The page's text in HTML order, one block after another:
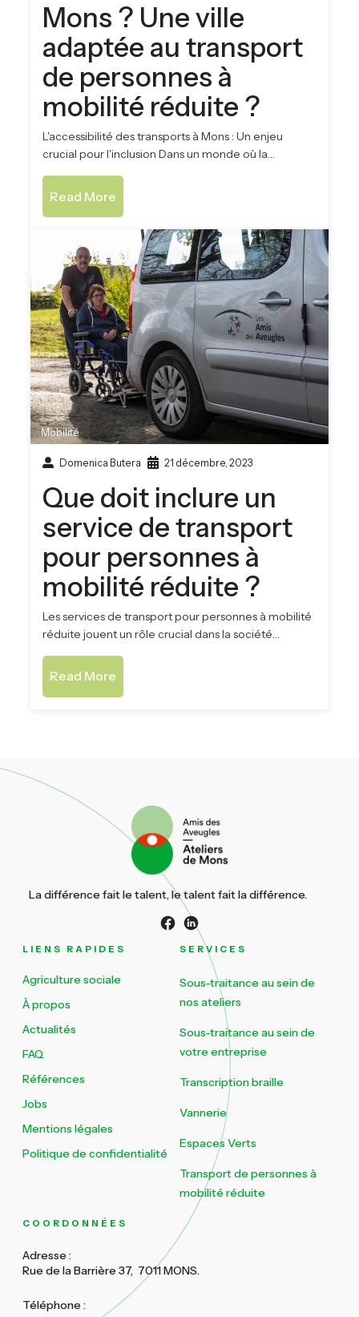
Mons ? Une ville
adaptée au transport
de personnes à
mobilité réduite ?
L'accessibilité des transports à Mons : Un enjeu
crucial pour l'inclusion Dans un monde où la…
Read More
Mobilité
Domenica Butera 21 décembre, 2023
Que doit inclure un
service de transport
pour personnes à
mobilité réduite ?
Les services de transport pour personnes à mobilité
réduite jouent un rôle crucial dans la société…
Read More
La différence fait le talent, le talent fait la différence.
LIENS RAPIDES
Agriculture sociale
À propos
Actualités
FAQ
Références
Jobs
Mentions légales
Politique de confidentialité
SERVICES
Sous-traitance au sein de
nos ateliers
Sous-traitance au sein de
votre entreprise
Transcription braille
Vannerie
Espaces Verts
Transport de personnes à
mobilité réduite
COORDONNÉES
Adresse :
Rue de la Barrière 37, 7011 MONS.
Téléphone :